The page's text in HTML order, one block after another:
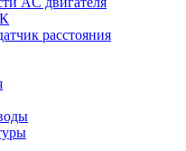
расстояния